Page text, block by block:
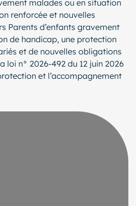
malades ou en situation
renforcée et nouvelles
Parents d’enfants gravement
de handicap, une protection
et de nouvelles obligations
loi n° 2026-492 du 12 juin 2026
et l’accompagnement